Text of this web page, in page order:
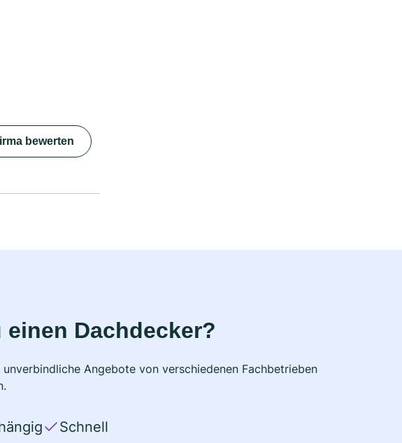
bewerten
Dachdecker?
Angebote von verschiedenen Fachbetrieben
Schnell